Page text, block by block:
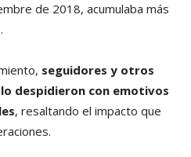
de 2018, acumulaba más
seguidores y otros
despidieron con emotivos
, resaltando el impacto que